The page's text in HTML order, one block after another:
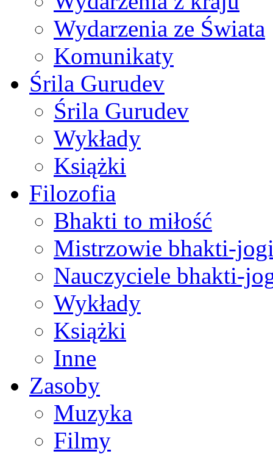
Wydarzenia ze Świata
Komunikaty
Śrila Gurudev
Śrila Gurudev
Wykłady
Książki
Filozofia
Bhakti to miłość
Mistrzowie bhakti-
Nauczyciele bhakti-
Wykłady
Książki
Inne
Zasoby
Muzyka
Filmy